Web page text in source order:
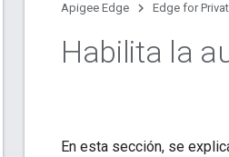
Apigee Edge Edge for
Habilita la
En esta sección, se